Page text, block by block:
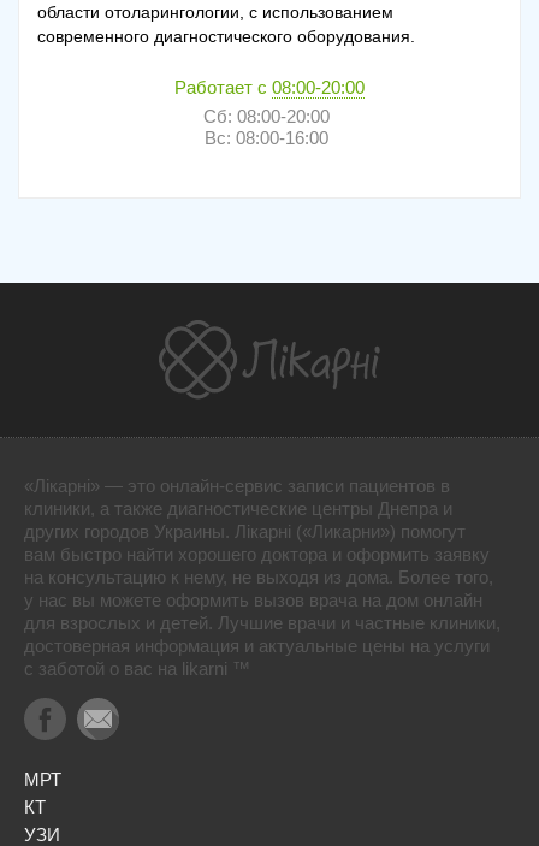
области отоларингологии, с использованием
современного диагностического оборудования.
Работает с 08:00-20:00
Сб: 08:00-20:00
Вс: 08:00-16:00
«Лікарні» — это онлайн-сервис записи пациентов в
клиники, а также диагностические центры Днепра и
других городов Украины. Лікарні («Ликарни») помогут
вам быстро найти хорошего доктора и оформить заявку
на консультацию к нему, не выходя из дома. Более того,
у нас вы можете оформить вызов врача на дом онлайн
для взрослых и детей. Лучшие врачи и частные клиники,
достоверная информация и актуальные цены на услуги
с заботой о вас на likarni ™
МРТ
КТ
УЗИ